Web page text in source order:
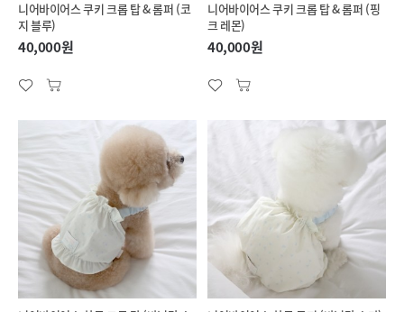
니어바이어스 쿠키 크롭 탑 & 롬퍼 (코
지 블루)
40,000원
니어바이어스 쿠키 크롭 탑 & 롬퍼 (핑
크 레몬)
40,000원